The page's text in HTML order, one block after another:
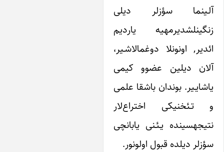
سؤزلر دیلی
زنگین‎لشدیرمه‎یه یاردیم
ائدیر, اونونلا دوغما‎لاشـیر،
دیلین عضوو کیمی
بوندان باشقا علمی
اختراع‌لار
نتیجه‎سینده یـئـنی یابانچی
دیلده قبول اولونور.